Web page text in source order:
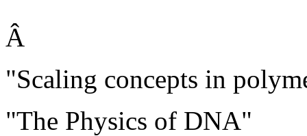
Â
"Scaling concepts in
"The Physics of DNA"